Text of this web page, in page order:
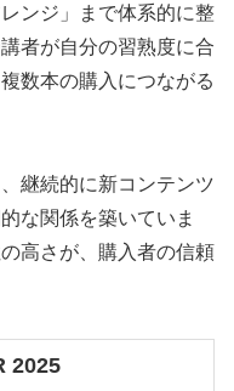
ンジ」まで体系的に整
者が自分の習熟度に合
数本の購入につながる
継続的に新コンテンツ
な関係を築いていま
高さが、購入者の信頼
2025